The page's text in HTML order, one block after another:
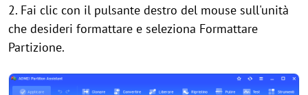
2. Fai clic con il pulsante destro del mouse sull'unità
che desideri formattare e seleziona Formattare
Partizione.